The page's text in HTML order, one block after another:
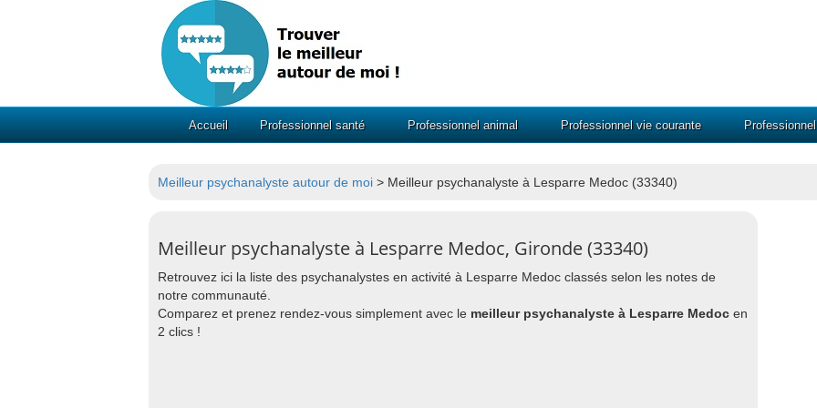
Accueil Professionnel santé Professionnel animal Professionnel vie courante
Meilleur psychanalyste autour de moi > Meilleur psychanalyste à Lesparre Medoc (33340)
Meilleur psychanalyste à Lesparre Medoc, Gironde (33340)
Retrouvez ici la liste des psychanalystes en activité à Lesparre Medoc classés selon les notes de
notre communauté.
Comparez et prenez rendez-vous simplement avec le meilleur psychanalyste à Lesparre Medoc en
2 clics !